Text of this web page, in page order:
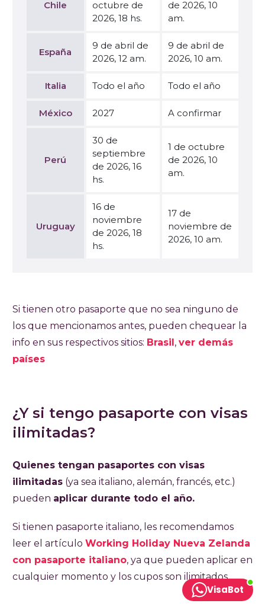
Chile
octubre de
2026, 18 hs.
de 2026, 10
am.
España
9 de abril de
2026, 12 am.
9 de abril de
2026, 10 am.
Italia Todo el año Todo el año
México 2027 A confirmar
Perú
30 de
septiembre
de 2026, 16
hs.
1 de octubre
de 2026, 10
am.
Uruguay
16 de
noviembre
de 2026, 18
hs.
17 de
noviembre de
2026, 10 am.
Si tienen otro pasaporte que no sea ninguno de
los que mencionamos antes, pueden chequear la
info en sus respectivos sitios: Brasil, ver demás
países
¿Y si tengo pasaporte con visas
ilimitadas?
Quienes tengan pasaportes con visas
ilimitadas (ya sea italiano, alemán, francés, etc.)
pueden aplicar durante todo el año.
Si tienen pasaporte italiano, les recomendamos
leer el artículo Working Holiday Nueva Zelanda
con pasaporte italiano, ya que pueden aplicar en
cualquier momento y los cupos son ilimitados.
VisaBot